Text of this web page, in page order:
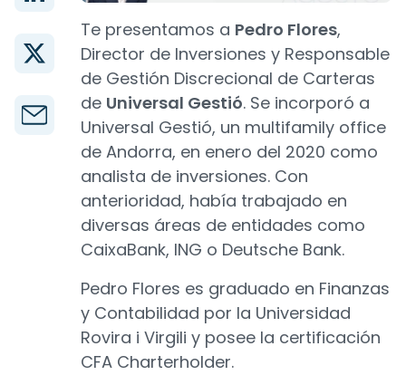
Te presentamos a Pedro Flores,
Director de Inversiones y Responsable
de Gestión Discrecional de Carteras
de Universal Gestió. Se incorporó a
Universal Gestió, un multifamily office
de Andorra, en enero del 2020 como
analista de inversiones. Con
anterioridad, había trabajado en
diversas áreas de entidades como
CaixaBank, ING o Deutsche Bank.
Pedro Flores es graduado en Finanzas
y Contabilidad por la Universidad
Rovira i Virgili y posee la certificación
CFA Charterholder.